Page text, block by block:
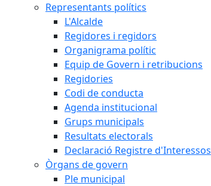
Representants polítics
L'Alcalde
Regidores i regidors
Organigrama polític
Equip de Govern i retribucions
Regidories
Codi de conducta
Agenda institucional
Grups municipals
Resultats electorals
Declaració Registre d'Interessos
Òrgans de govern
Ple municipal